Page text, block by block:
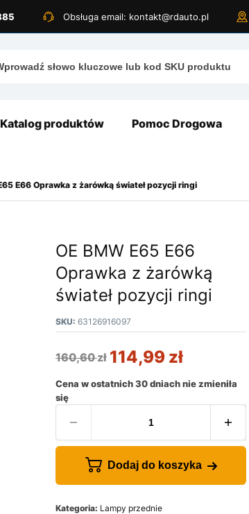
Obsługa email: kontakt@rdauto.pl
Katalog produktów Pomoc Drogowa
E66 Oprawka z żarówką świateł pozycji ringi
OE BMW E65 E66
Oprawka z żarówką
świateł pozycji ringi
SKU: 63126916097
160,60zł 114,99 zł
Cena w ostatnich 30 dniach nie zmieniła
się
Dodaj do koszyka
Kategoria: Lampy przednie